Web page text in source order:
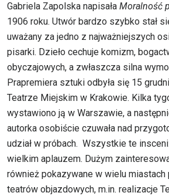
Gabriela Zapolska napisała Moralność
1906 roku. Utwór bardzo szybko stał
uważany za jedno z najważniejszych
pisarki. Dzieło cechuje komizm,
obyczajowych, a zwłaszcza silna
Prapremiera sztuki odbyła się 15
Teatrze Miejskim w Krakowie. Kilka
wystawiono ją w Warszawie, a
autorka osobiście czuwała nad
udział w próbach. Wszystkie te
wielkim aplauzem. Dużym
również pokazywane w wielu
teatrów objazdowych, m.in. realizacje